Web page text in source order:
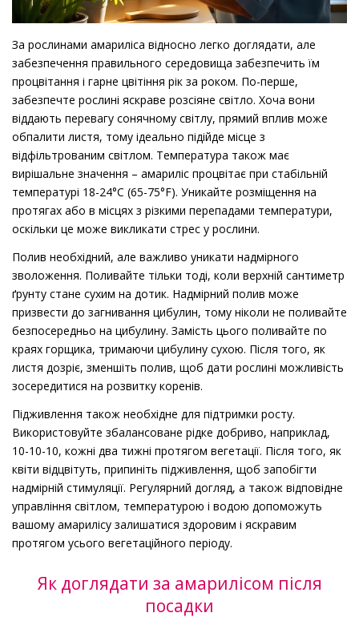
За рослинами амариліса відносно легко доглядати, але
забезпечення правильного середовища забезпечить їм
процвітання і гарне цвітіння рік за роком. По-перше,
забезпечте рослині яскраве розсіяне світло. Хоча вони
віддають перевагу сонячному світлу, прямий вплив може
обпалити листя, тому ідеально підійде місце з
відфільтрованим світлом. Температура також має
вирішальне значення – амариліс процвітає при стабільній
температурі 18-24°C (65-75°F). Уникайте розміщення на
протягах або в місцях з різкими перепадами температури,
оскільки це може викликати стрес у рослини.
Полив необхідний, але важливо уникати надмірного
зволоження. Поливайте тільки тоді, коли верхній сантиметр
ґрунту стане сухим на дотик. Надмірний полив може
призвести до загнивання цибулин, тому ніколи не поливайте
безпосередньо на цибулину. Замість цього поливайте по
краях горщика, тримаючи цибулину сухою. Після того, як
листя дозріє, зменшіть полив, щоб дати рослині можливість
зосередитися на розвитку коренів.
Підживлення також необхідне для підтримки росту.
Використовуйте збалансоване рідке добриво, наприклад,
10-10-10, кожні два тижні протягом вегетації. Після того, як
квіти відцвітуть, припиніть підживлення, щоб запобігти
надмірній стимуляції. Регулярний догляд, а також відповідне
управління світлом, температурою і водою допоможуть
вашому амарилісу залишатися здоровим і яскравим
протягом усього вегетаційного періоду.
Як доглядати за амарилісом після
посадки